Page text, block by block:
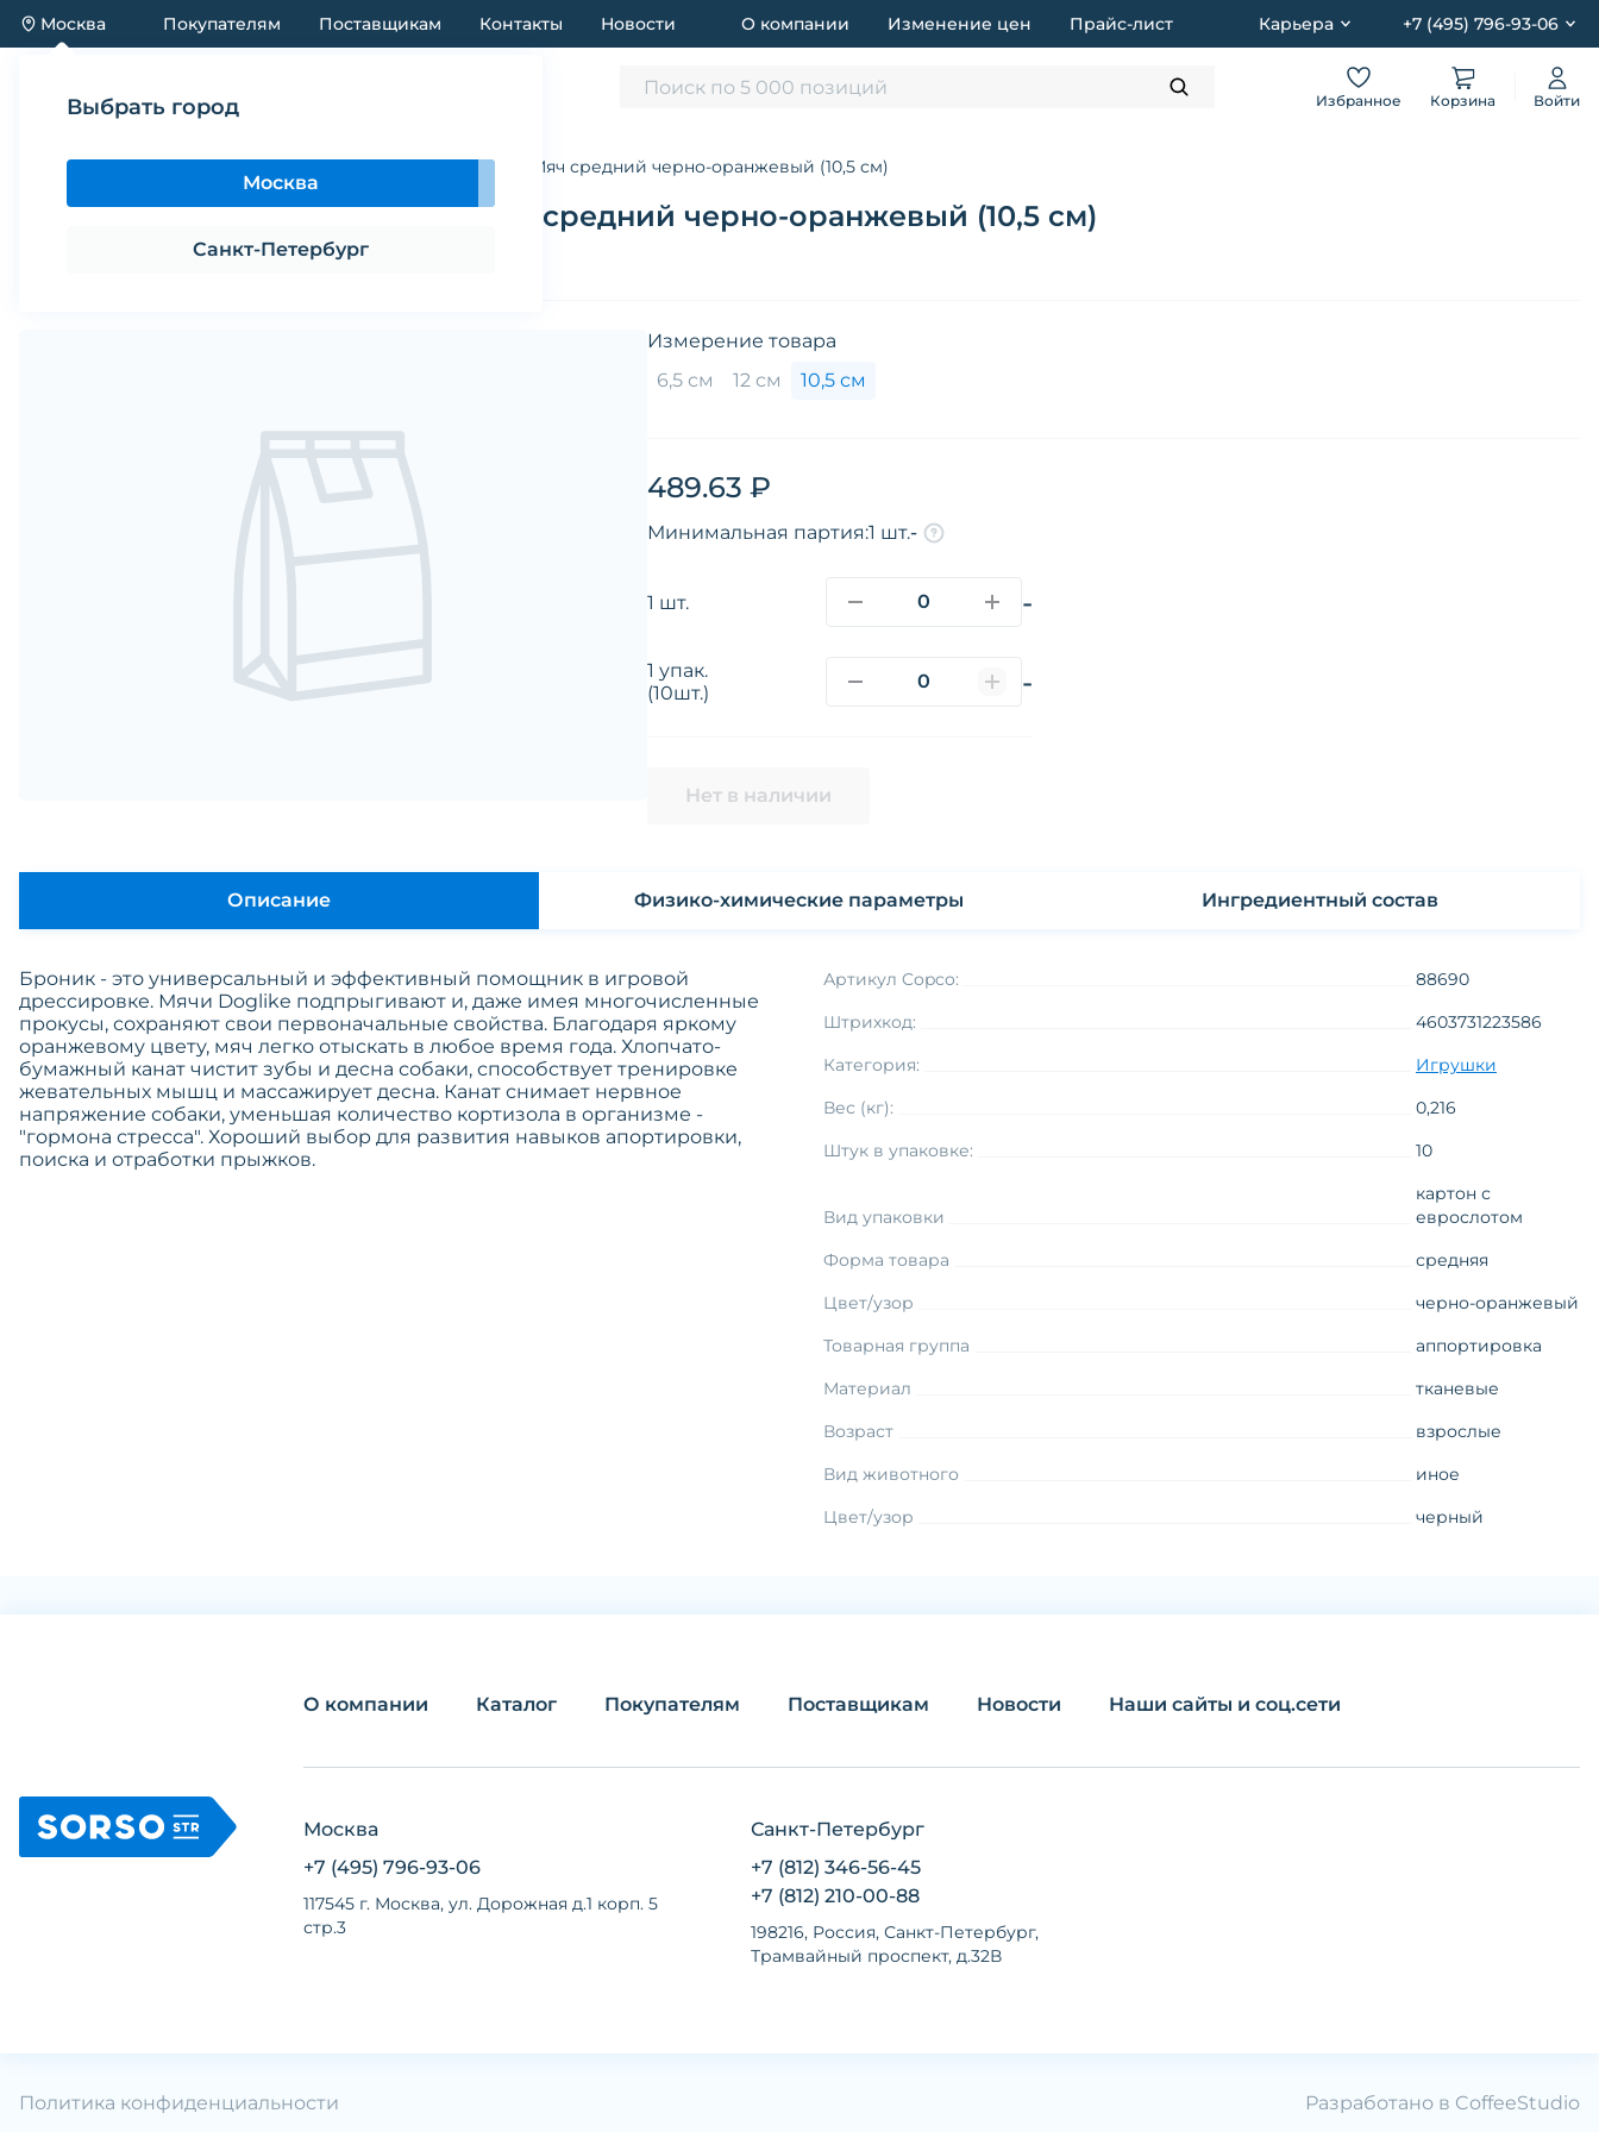
Москва
Выбрать город
Москва
Санкт-Петербург
Покупателям Поставщикам Контакты Новости О компании Изменение цен Прайс-лист Карьера +7 (495) 796-93-06
Поиск по 5 000 позиций
Избранное Корзина Войти
Каталог Игрушки Игрушка для собак DOGLIKE Мяч средний черно-оранжевый (10,5 см)
Игрушка для собак DOGLIKE Мяч средний черно-оранжевый (10,5 см)
В избранное
Измерение товара
6,5 см
12 см 10,5 см
489.63 ₽
Минимальная партия:1 шт.-
1 шт. -
1 упак.
(10шт.)
-
Нет в наличии
Описание Физико-химические параметры Ингредиентный состав
Броник - это универсальный и эффективный помощник в игровой
дрессировке. Мячи Doglike подпрыгивают и, даже имея многочисленные
прокусы, сохраняют свои первоначальные свойства. Благодаря яркому
оранжевому цвету, мяч легко отыскать в любое время года. Хлопчато-
бумажный канат чистит зубы и десна собаки, способствует тренировке
жевательных мышц и массажирует десна. Канат снимает нервное
напряжение собаки, уменьшая количество кортизола в организме -
"гормона стресса". Хороший выбор для развития навыков апортировки,
поиска и отработки прыжков.
Артикул Copco:
88690
Штрихкод:
4603731223586
Категория:
Игрушки
Вес (кг):
0,216
Штук в упаковке:
10
Вид упаковки
картон с
еврослотом
Форма товара
средняя
Цвет/узор
черно-оранжевый
Товарная группа
аппортировка
Материал
тканевые
Возраст
взрослые
Вид животного
иное
Цвет/узор
черный
О компании Каталог Покупателям Поставщикам Новости Наши сайты и соц.сети
Москва
+7 (495) 796-93-06
117545 г. Москва, ул. Дорожная д.1 корп. 5
стр.3
Санкт-Петербург
+7 (812) 346-56-45
+7 (812) 210-00-88
198216, Россия, Санкт-Петербург,
Трамвайный проспект, д.32В
Политика конфиденциальности Разработано в CoffeeStudio